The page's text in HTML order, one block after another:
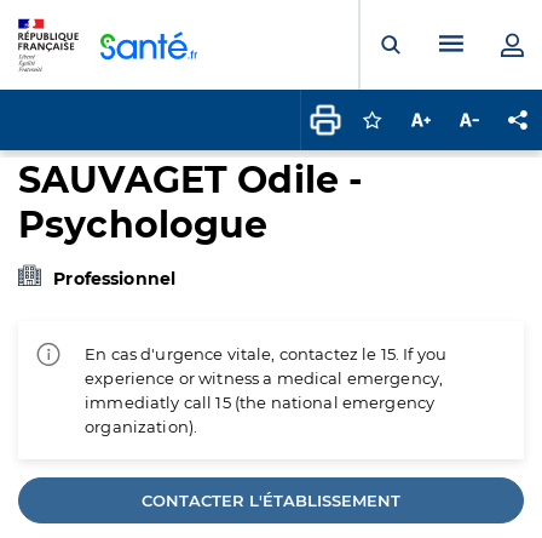
Ouvrir laMenu
Connectez-vous
Augmenter la
SAUVAGET Odile -
Psychologue
Professionnel
En cas d'urgence vitale, contactez le 15. If you
experience or witness a medical emergency,
immediatly call 15 (the national emergency
organization).
CONTACTER L'ÉTABLISSEMENT